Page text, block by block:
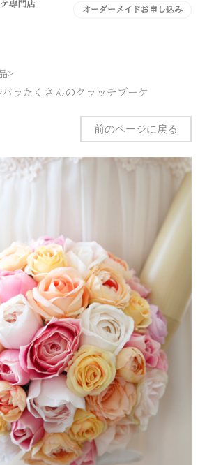
オーダーメイドお申し込み
>
ラたくさんのクラッチブーケ
前のページに戻る